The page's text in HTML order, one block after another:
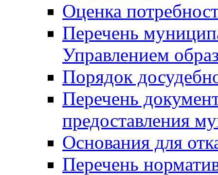
Оценка
Перечень
Управлением
Порядок
Перечень
предоставления
Основания для
Перечень